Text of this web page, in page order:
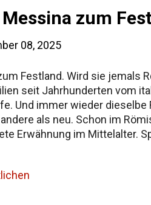
zum
08, 2025
Festland. Wird sie jemals
seit Jahrhunderten vom
Und immer wieder
als neu. Schon im
Erwähnung im Mittelalter.
Hängebrücken...